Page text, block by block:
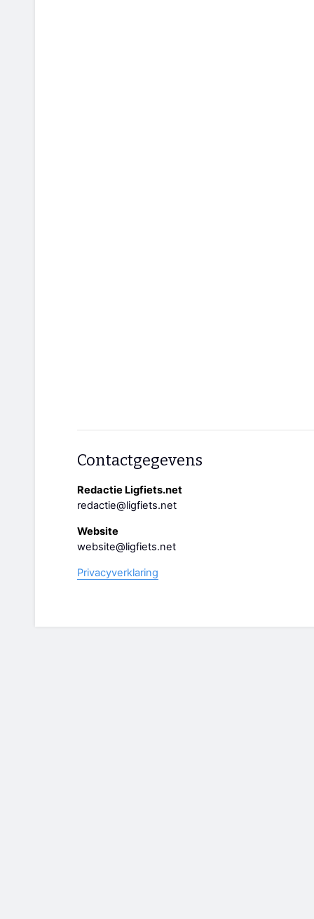
Contactgegevens
Redactie Ligfiets.net
redactie@ligfiets.net
Website
website@ligfiets.net
Privacyverklaring